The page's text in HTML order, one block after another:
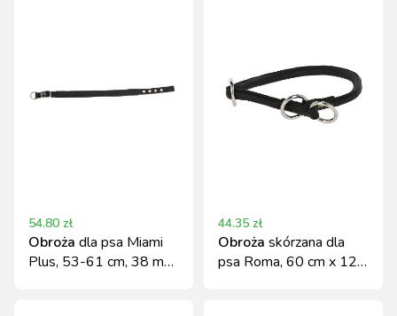
54.80 zł
Obroża dla psa Miami
Plus, 53-61 cm, 38 mm,
44.35 zł
Obroża skórzana dla
psa Roma, 60 cm x 12